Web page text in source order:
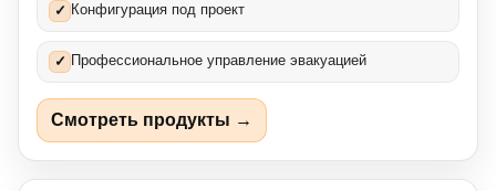
✓ Конфигурация под проект
✓ Профессиональное управление эвакуацией
Смотреть продукты →